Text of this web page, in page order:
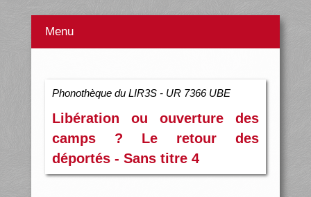
Menu
Phonothèque du LIR3S - UR 7366 UBE
Libération ou ouverture des
camps ? Le retour des
déportés - Sans titre 4